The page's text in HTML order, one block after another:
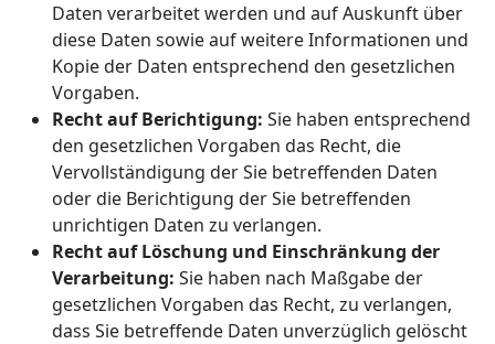
Daten verarbeitet werden und auf Auskunft über
diese Daten sowie auf weitere Informationen und
Kopie der Daten entsprechend den gesetzlichen
Vorgaben.
Recht auf Berichtigung: Sie haben entsprechend
den gesetzlichen Vorgaben das Recht, die
Vervollständigung der Sie betreffenden Daten
oder die Berichtigung der Sie betreffenden
unrichtigen Daten zu verlangen.
Recht auf Löschung und Einschränkung der
Verarbeitung: Sie haben nach Maßgabe der
gesetzlichen Vorgaben das Recht, zu verlangen,
dass Sie betreffende Daten unverzüglich gelöscht